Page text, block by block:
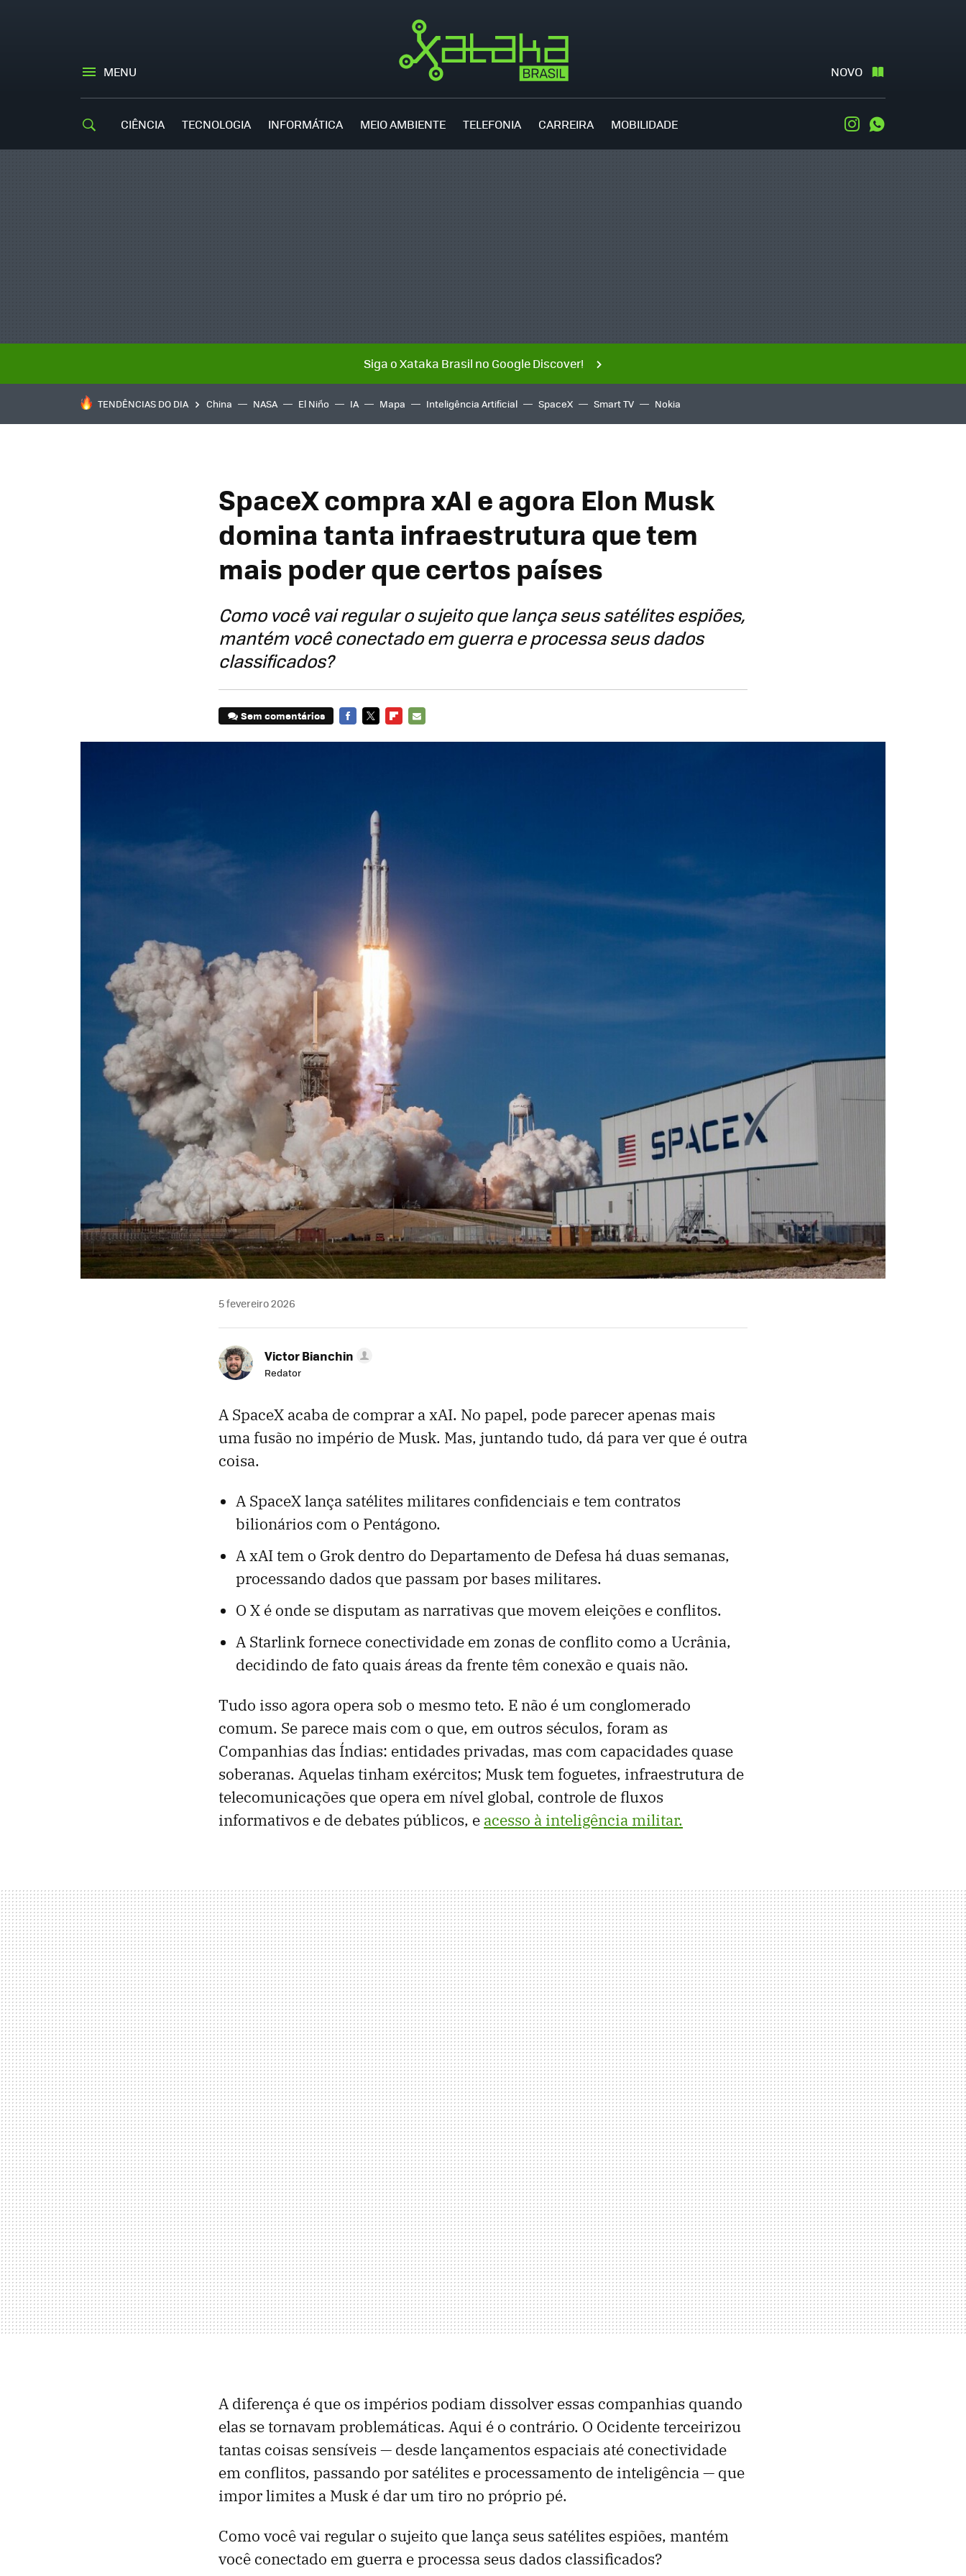
MENU NOVO
CIÊNCIA TECNOLOGIA INFORMÁTICA MEIO AMBIENTE TELEFONIA CARREIRA MOBILIDADE Instagram
Siga o Xataka Brasil no Google Discover!
TENDÊNCIAS DO DIA China NASA El Niño IA Mapa Inteligência Artificial SpaceX Smart TV Nokia
SpaceX compra xAI e agora Elon Musk
domina tanta infraestrutura que tem
mais poder que certos países
Como você vai regular o sujeito que lança seus satélites espiões,
mantém você conectado em guerra e processa seus dados
classificados?
Sem comentários
5 fevereiro 2026
Victor Bianchin
Redator
A SpaceX acaba de comprar a xAI. No papel, pode parecer apenas mais
uma fusão no império de Musk. Mas, juntando tudo, dá para ver que é outra
coisa.
A SpaceX lança satélites militares confidenciais e tem contratos
bilionários com o Pentágono.
A xAI tem o Grok dentro do Departamento de Defesa há duas semanas,
processando dados que passam por bases militares.
O X é onde se disputam as narrativas que movem eleições e conflitos.
A Starlink fornece conectividade em zonas de conflito como a Ucrânia,
decidindo de fato quais áreas da frente têm conexão e quais não.
Tudo isso agora opera sob o mesmo teto. E não é um conglomerado
comum. Se parece mais com o que, em outros séculos, foram as
Companhias das Índias: entidades privadas, mas com capacidades quase
soberanas. Aquelas tinham exércitos; Musk tem foguetes, infraestrutura de
telecomunicações que opera em nível global, controle de fluxos
informativos e de debates públicos, e acesso à inteligência militar.
A diferença é que os impérios podiam dissolver essas companhias quando
elas se tornavam problemáticas. Aqui é o contrário. O Ocidente terceirizou
tantas coisas sensíveis — desde lançamentos espaciais até conectividade
em conflitos, passando por satélites e processamento de inteligência — que
impor limites a Musk é dar um tiro no próprio pé.
Como você vai regular o sujeito que lança seus satélites espiões, mantém
você conectado em guerra e processa seus dados classificados?